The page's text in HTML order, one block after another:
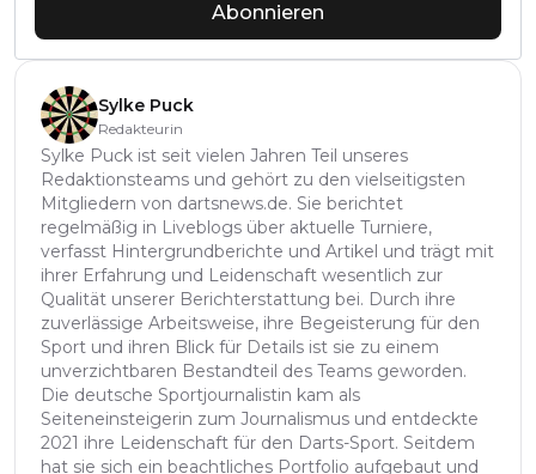
Abonnieren
Sylke Puck
Redakteurin
Sylke Puck ist seit vielen Jahren Teil unseres
Redaktionsteams und gehört zu den vielseitigsten
Mitgliedern von dartsnews.de. Sie berichtet
regelmäßig in Liveblogs über aktuelle Turniere,
verfasst Hintergrundberichte und Artikel und trägt mit
ihrer Erfahrung und Leidenschaft wesentlich zur
Qualität unserer Berichterstattung bei. Durch ihre
zuverlässige Arbeitsweise, ihre Begeisterung für den
Sport und ihren Blick für Details ist sie zu einem
unverzichtbaren Bestandteil des Teams geworden.
Die deutsche Sportjournalistin kam als
Seiteneinsteigerin zum Journalismus und entdeckte
2021 ihre Leidenschaft für den Darts-Sport. Seitdem
hat sie sich ein beachtliches Portfolio aufgebaut und